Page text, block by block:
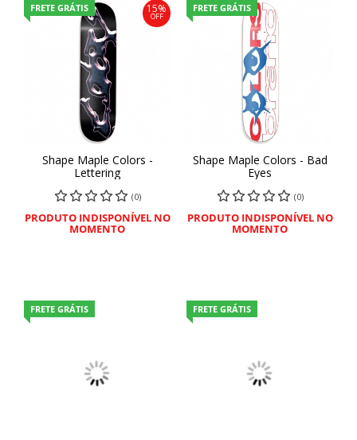
FRETE GRÁTIS 15%
OFF
Shape Maple Colors -
Lettering
(0)
PRODUTO INDISPONÍVEL NO
MOMENTO
FRETE GRÁTIS
Shape Maple Colors - Bad
Eyes
(0)
PRODUTO INDISPONÍVEL NO
MOMENTO
FRETE GRÁTIS FRETE GRÁTIS